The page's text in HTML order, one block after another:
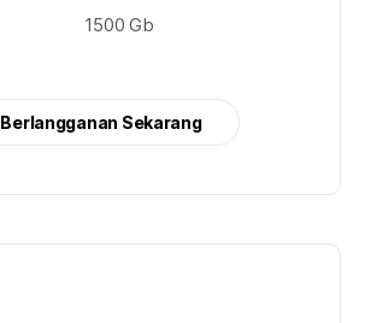
1500 Gb
Berlangganan Sekarang